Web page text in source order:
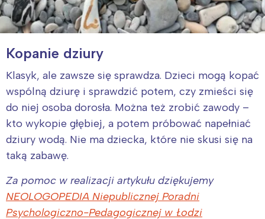
Kopanie dziury
Klasyk, ale zawsze się sprawdza. Dzieci mogą kopać
wspólną dziurę i sprawdzić potem, czy zmieści się
do niej osoba dorosła. Można też zrobić zawody –
kto wykopie głębiej, a potem próbować napełniać
dziury wodą. Nie ma dziecka, które nie skusi się na
taką zabawę.
Za pomoc w realizacji artykułu dziękujemy
NEOLOGOPEDIA Niepublicznej Poradni
Psychologiczno-Pedagogicznej w Łodzi